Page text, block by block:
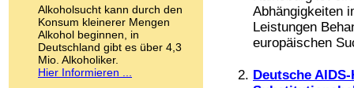
Abhängigkeiten
Leistungen
europäischen
Deutsche
LSD
Marihuana
Medikamente
Meskalin
Metamphetamin
Methadon
Alkoholsucht kann durch den
Konsum kleinerer Mengen
Alkohol beginnen, in
Deutschland gibt es über 4,3
Mio. Alkoholiker.
Hier Informieren ...